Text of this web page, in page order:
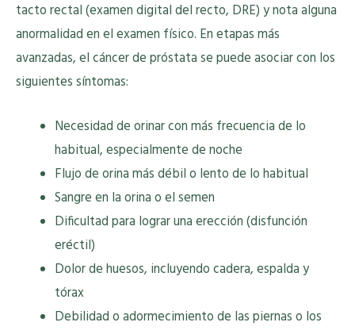
tacto rectal (examen digital del recto, DRE) y nota alguna
anormalidad en el examen físico. En etapas más
avanzadas, el cáncer de próstata se puede asociar con los
siguientes síntomas:
Necesidad de orinar con más frecuencia de lo
habitual, especialmente de noche
Flujo de orina más débil o lento de lo habitual
Sangre en la orina o el semen
Dificultad para lograr una erección (disfunción
eréctil)
Dolor de huesos, incluyendo cadera, espalda y
tórax
Debilidad o adormecimiento de las piernas o los